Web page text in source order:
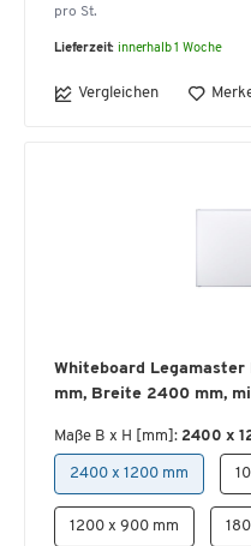
pro St.
Lieferzeit: innerhalb 1 Woche
Vergleichen
Whiteboard Legamaster
mm, Breite 2400 mm,
Maße B x H [mm]: 2400 x
2400 x 1200 mm
1200 x 900 mm